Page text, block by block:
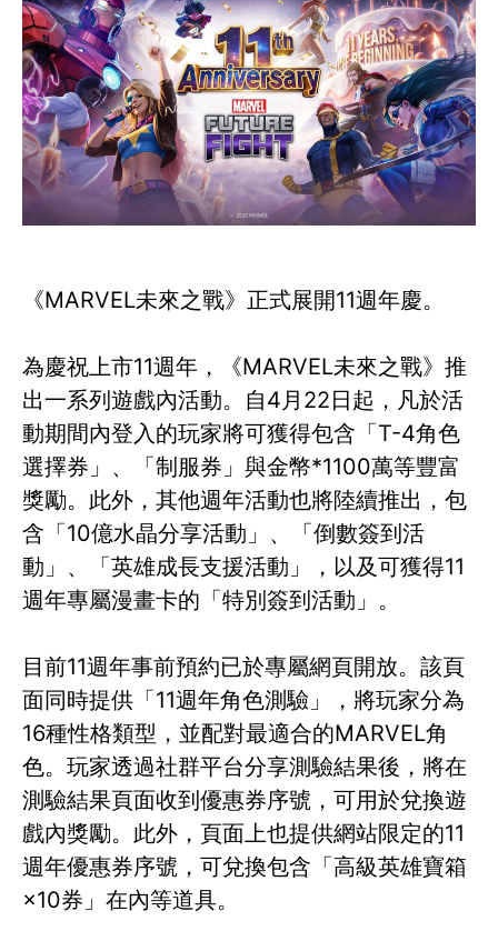
《MARVEL未來之戰》正式展開11週年慶。
為慶祝上市11週年，《MARVEL未來之戰》推
出一系列遊戲內活動。自4月22日起，凡於活
動期間內登入的玩家將可獲得包含「T-4角色
選擇券」、「制服券」與金幣*1100萬等豐富
獎勵。此外，其他週年活動也將陸續推出，包
含「10億水晶分享活動」、「倒數簽到活
動」、「英雄成長支援活動」，以及可獲得11
週年專屬漫畫卡的「特別簽到活動」。
目前11週年事前預約已於專屬網頁開放。該頁
面同時提供「11週年角色測驗」，將玩家分為
16種性格類型，並配對最適合的MARVEL角
色。玩家透過社群平台分享測驗結果後，將在
測驗結果頁面收到優惠券序號，可用於兌換遊
戲內獎勵。此外，頁面上也提供網站限定的11
週年優惠券序號，可兌換包含「高級英雄寶箱
×10券」在內等道具。